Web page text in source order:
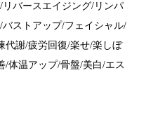
バースエイジング/リンパ
ストアップ/フェイシャル/
代謝/疲労回復/楽せ/楽しぼ
/体温アップ/骨盤/美白/エス